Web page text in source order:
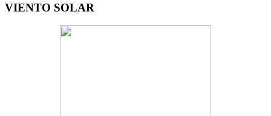
VIENTO SOLAR